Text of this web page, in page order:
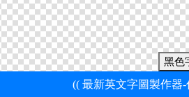
黑色
(( 最新英文字圖製作器-